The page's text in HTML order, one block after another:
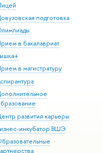
подготовка
в бакалавриат
в магистратуру
развития карьеры
инкубатор ВШЭ